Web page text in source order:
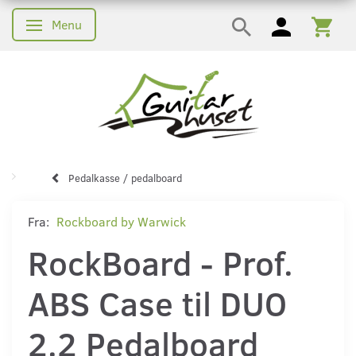
Skifte navigation
Menu
Pedalkasse / pedalboard
Fra: Rockboard by Warwick
RockBoard - Prof.
ABS Case til DUO
2.2 Pedalboard